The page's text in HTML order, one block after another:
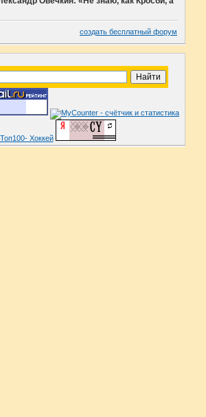
создать бесплатный форум